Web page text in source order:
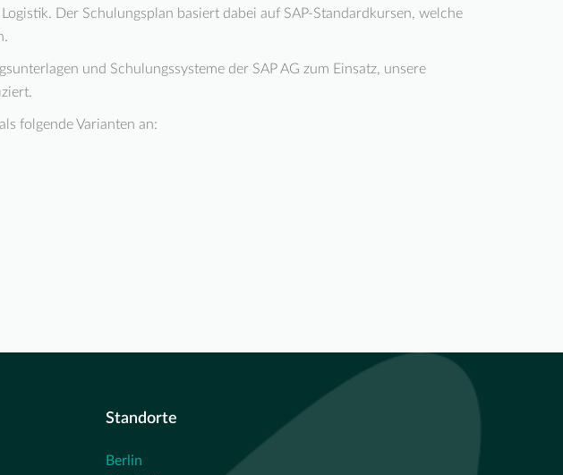
Der Schulungsplan basiert dabei auf SAP-Standardkursen, welche
und Schulungssysteme der SAP AG zum Einsatz, unsere
folgende Varianten an:
Standorte
Berlin